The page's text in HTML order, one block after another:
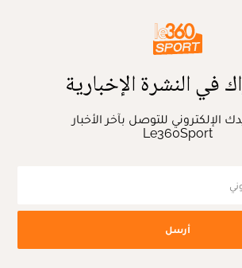
في النشرة الإخبارية
الإلكتروني للتوصل بآخر الأخبار
Le360Sport
أرسل